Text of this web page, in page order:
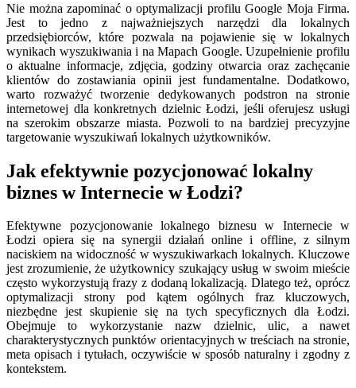
Nie można zapominać o optymalizacji profilu Google Moja Firma.
Jest to jedno z najważniejszych narzędzi dla lokalnych
przedsiębiorców, które pozwala na pojawienie się w lokalnych
wynikach wyszukiwania i na Mapach Google. Uzupełnienie profilu
o aktualne informacje, zdjęcia, godziny otwarcia oraz zachęcanie
klientów do zostawiania opinii jest fundamentalne. Dodatkowo,
warto rozważyć tworzenie dedykowanych podstron na stronie
internetowej dla konkretnych dzielnic Łodzi, jeśli oferujesz usługi
na szerokim obszarze miasta. Pozwoli to na bardziej precyzyjne
targetowanie wyszukiwań lokalnych użytkowników.
Jak efektywnie pozycjonować lokalny
biznes w Internecie w Łodzi?
Efektywne pozycjonowanie lokalnego biznesu w Internecie w
Łodzi opiera się na synergii działań online i offline, z silnym
naciskiem na widoczność w wyszukiwarkach lokalnych. Kluczowe
jest zrozumienie, że użytkownicy szukający usług w swoim mieście
często wykorzystują frazy z dodaną lokalizacją. Dlatego też, oprócz
optymalizacji strony pod kątem ogólnych fraz kluczowych,
niezbędne jest skupienie się na tych specyficznych dla Łodzi.
Obejmuje to wykorzystanie nazw dzielnic, ulic, a nawet
charakterystycznych punktów orientacyjnych w treściach na stronie,
meta opisach i tytułach, oczywiście w sposób naturalny i zgodny z
kontekstem.